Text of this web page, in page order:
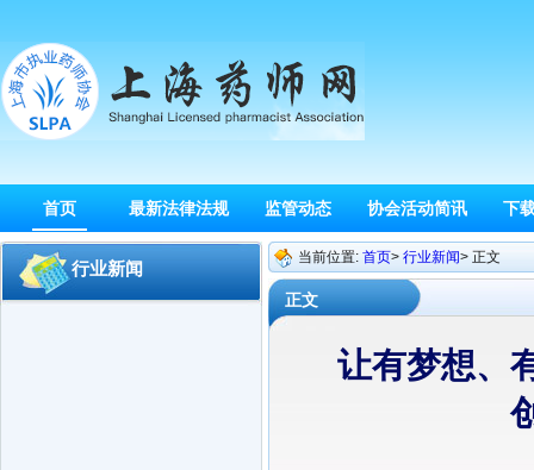
首页 最新法律法规 监管动态 协会活动简讯 下
行业新闻
当前位置: 首页> 行业新闻> 正文
正文
让有梦想、